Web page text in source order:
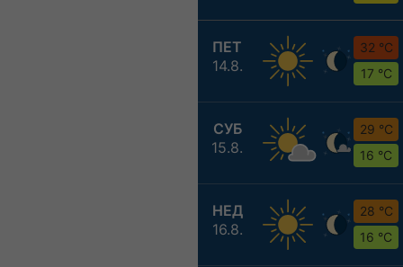
ПЕТ
14.8.
32 °C
17 °C
СУБ
15.8.
29 °C
16 °C
НЕД
16.8.
28 °C
16 °C